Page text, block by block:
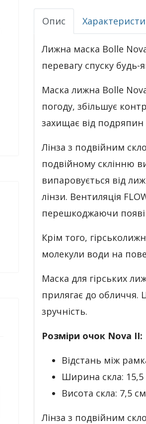
Опис
Лижна маска Bolle
перевагу спуску будь-
Маска лижна Bolle
погоду, збільшує
захищає від подряпин
Лінза з подвійним
подвійному склінню
випаровується від
лінзи. Вентиляція
перешкоджаючи появі
Крім того,
молекули води на
Маска для гірських
прилягає до обличчя.
зручність.
Розміри очок Nova II:
Відстань між
Ширина скла: 15,5
Висота скла: 7,5 см
Лінза з подвійним